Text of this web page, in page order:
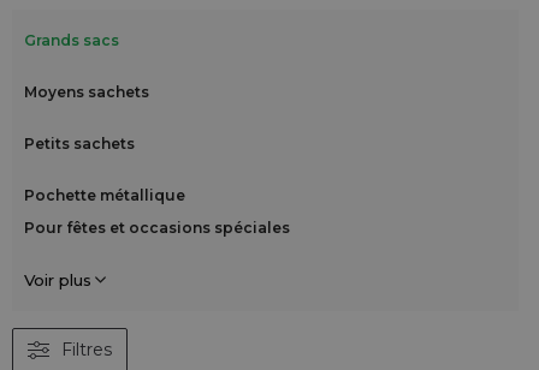
Grands sacs
Moyens sachets
Petits sachets
Pochette métallique
Pour fêtes et occasions spéciales
Voir plus
Filtres